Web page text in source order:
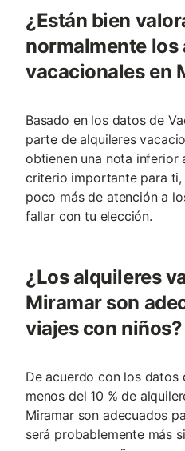
¿Están bien
normalmente los
vacacionales en
Basado en los datos de
parte de alquileres
obtienen una nota inferior
criterio importante para
poco más de atención a
fallar con tu elección.
¿Los alquileres
Miramar son
viajes con niños?
De acuerdo con los datos
menos del 10 % de
Miramar son adecuados
será probablemente más